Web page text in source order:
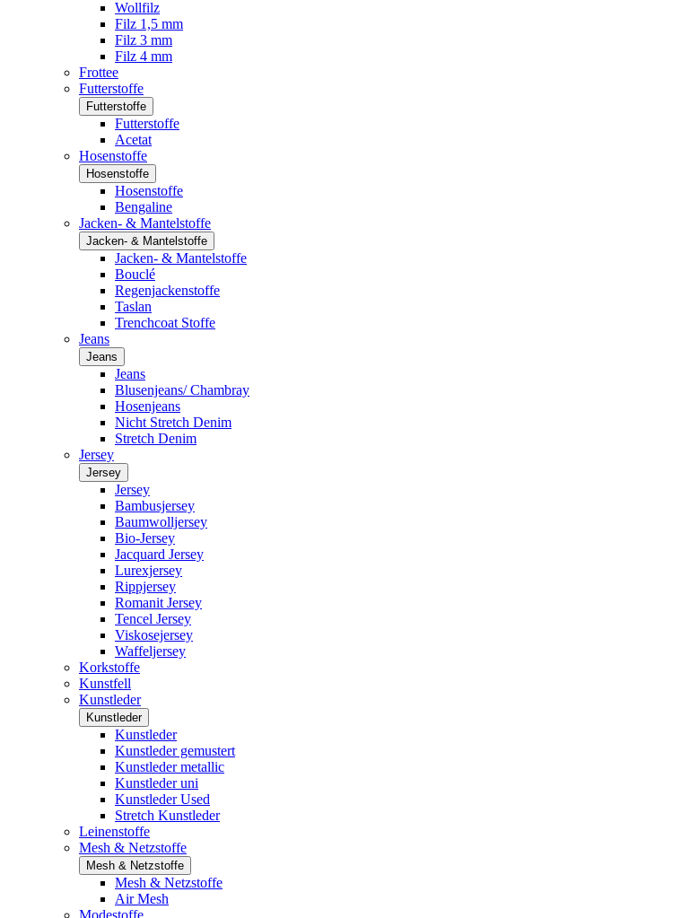
Wollfilz
Filz 1,5 mm
Filz 3 mm
Filz 4 mm
Frottee
Futterstoffe
Futterstoffe
Futterstoffe
Acetat
Hosenstoffe
Hosenstoffe
Hosenstoffe
Bengaline
Jacken- & Mantelstoffe
Jacken- & Mantelstoffe
Jacken- & Mantelstoffe
Bouclé
Regenjackenstoffe
Taslan
Trenchcoat Stoffe
Jeans
Jeans
Jeans
Blusenjeans/ Chambray
Hosenjeans
Nicht Stretch Denim
Stretch Denim
Jersey
Jersey
Jersey
Bambusjersey
Baumwolljersey
Bio-Jersey
Jacquard Jersey
Lurexjersey
Rippjersey
Romanit Jersey
Tencel Jersey
Viskosejersey
Waffeljersey
Korkstoffe
Kunstfell
Kunstleder
Kunstleder
Kunstleder
Kunstleder gemustert
Kunstleder metallic
Kunstleder uni
Kunstleder Used
Stretch Kunstleder
Leinenstoffe
Mesh & Netzstoffe
Mesh & Netzstoffe
Mesh & Netzstoffe
Air Mesh
Modestoffe